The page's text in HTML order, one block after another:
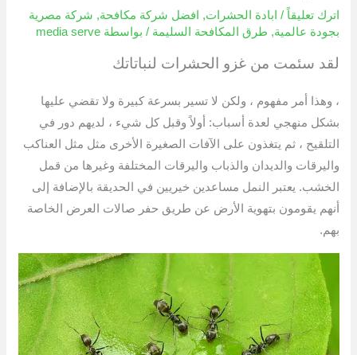
اترك تعليقاً / ابادة الحشرات, افضل شركة مكافحة, شركة مصرية
بجودة عالمية, طرق المكافحة السليمة / بواسطة media serve
لقد سئمت من غزو الحشرات لنباتاتك
، وهذا أمر مفهوم ، ولكن لا تسير بسرعة كبيرة ولا تقضي عليها
بشكل منهجي لعدة أسباب: أولاً وقبل كل شيء ، لديهم دور في
التلقيح ، ثم يتغذون على الآفات الصغيرة الأخرى مثل مثل العناكب
واليرقات والديدان والذباب واليرقات المختلفة وغيرها من قمل
الخشب. يعتبر النمل مساعدين خيريين في الحديقة بالإضافة إلى
أنهم يقومون بتهوية الأرض عن طريق حفر صالات العرض الخاصة
بهم.